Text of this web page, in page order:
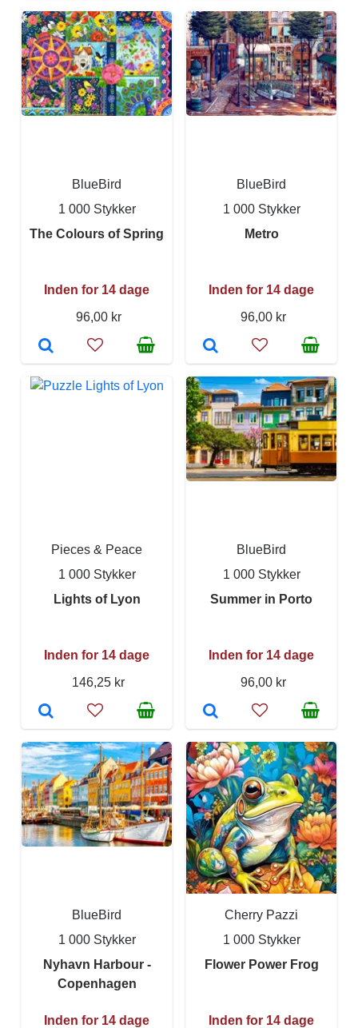
BlueBird
1 000 Stykker
The Colours of Spring
Inden for 14 dage
96,00 kr
BlueBird
1 000 Stykker
Metro
Inden for 14 dage
96,00 kr
Pieces & Peace
1 000 Stykker
Lights of Lyon
Inden for 14 dage
146,25 kr
BlueBird
1 000 Stykker
Summer in Porto
Inden for 14 dage
96,00 kr
BlueBird
1 000 Stykker
Nyhavn Harbour -
Copenhagen
Inden for 14 dage
Cherry Pazzi
1 000 Stykker
Flower Power Frog
Inden for 14 dage